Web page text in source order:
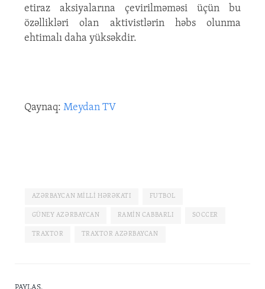
etiraz aksiyalarına çevirilməməsi üçün bu
özəllikləri olan aktivistlərin həbs olunma
ehtimalı daha yüksəkdir.
Qaynaq: Meydan TV
AZƏRBAYCAN MILLI HƏRƏKATI FUTBOL
GÜNEY AZƏRBAYCAN RAMIN CABBARLI SOCCER
TRAXTOR TRAXTOR AZƏRBAYCAN